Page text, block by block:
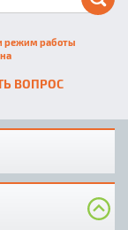
режим работы
ВОПРОС